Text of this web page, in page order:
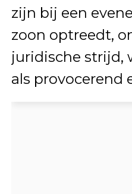
zijn bij een
zoon optreedt,
juridische strijd,
als provocerend